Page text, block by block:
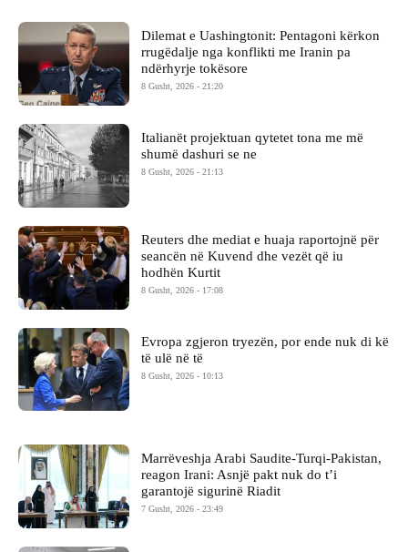
Dilemat e Uashingtonit: Pentagoni kërkon
rrugëdalje nga konflikti me Iranin pa
ndërhyrje tokësore
8 Gusht, 2026 - 21:20
Italianët projektuan qytetet tona me më
shumë dashuri se ne
8 Gusht, 2026 - 21:13
Reuters dhe mediat e huaja raportojnë për
seancën në Kuvend dhe vezët që iu
hodhën Kurtit
8 Gusht, 2026 - 17:08
Evropa zgjeron tryezën, por ende nuk di kë
të ulë në të
8 Gusht, 2026 - 10:13
Marrëveshja Arabi Saudite-Turqi-Pakistan,
reagon Irani: Asnjë pakt nuk do t’i
garantojë sigurinë Riadit
7 Gusht, 2026 - 23:49